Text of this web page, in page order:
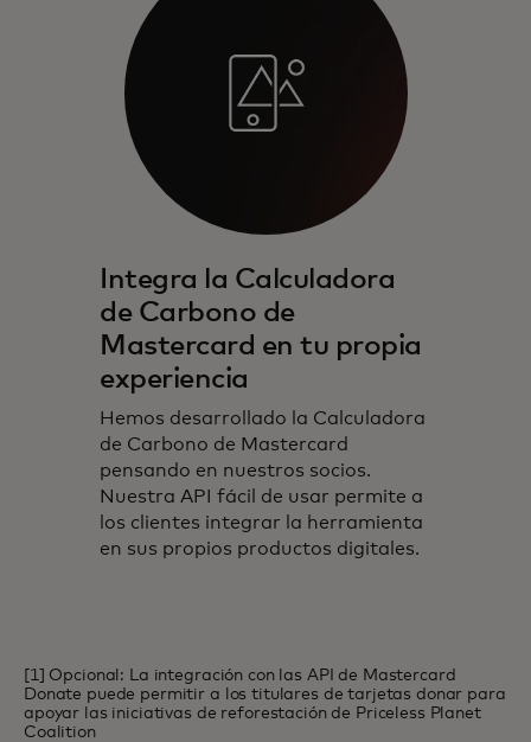
Integra la Calculadora
de Carbono de
Mastercard en tu propia
experiencia
Hemos desarrollado la Calculadora
de Carbono de Mastercard
pensando en nuestros socios.
Nuestra API fácil de usar permite a
los clientes integrar la herramienta
en sus propios productos digitales.
[1] Opcional: La integración con las API de Mastercard
Donate puede permitir a los titulares de tarjetas donar para
apoyar las iniciativas de reforestación de Priceless Planet
Coalition